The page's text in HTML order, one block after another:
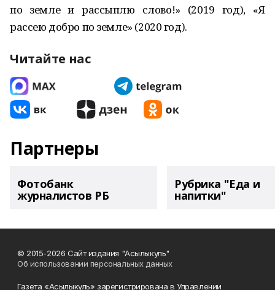
по земле и рассыплю слово!» (2019 год), «Я
рассею добро по земле» (2020 год).
Читайте нас
Партнеры
Фотобанк
журналистов РБ
Рубрика "Еда и
напитки"
© 2015-2026 Сайт издания "Асылыкуль"
Об использовании персональных данных
Газета «Асылыкуль» зарегистрирована в Управлении